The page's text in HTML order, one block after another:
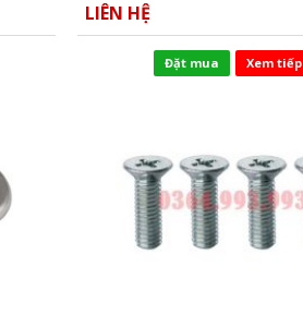
LIÊN HỆ
Đặt mua Xem tiếp